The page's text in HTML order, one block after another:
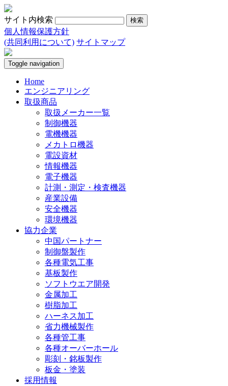
サイト内検索
個人情報保護方針
(共同利用について) サイトマップ
Toggle navigation
Home
エンジニアリング
取扱商品
取扱メーカー一覧
制御機器
電機機器
メカトロ機器
電設資材
情報機器
電子機器
計測・測定・検査機器
産業設備
安全機器
環境機器
協力企業
中国パートナー
制御盤製作
各種電気工事
基板製作
ソフトウエア開発
金属加工
樹脂加工
ハーネス加工
省力機械製作
各種管工事
各種オーバーホール
彫刻・銘板製作
板金・塗装
採用情報